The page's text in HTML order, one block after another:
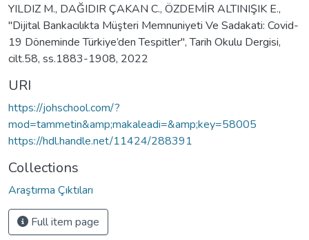
YILDIZ M., DAĞIDIR ÇAKAN C., ÖZDEMİR ALTINIŞIK E.,
"Dijital Bankacılıkta Müşteri Memnuniyeti Ve Sadakati: Covid-
19 Döneminde Türkiye’den Tespitler", Tarih Okulu Dergisi,
cilt.58, ss.1883-1908, 2022
URI
https://johschool.com/?
mod=tammetin&amp;makaleadi=&amp;key=58005
https://hdl.handle.net/11424/288391
Collections
Araştırma Çıktıları
Full item page